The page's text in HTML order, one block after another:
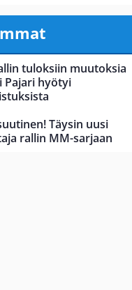
tuloksiin muutoksia
Pajari hyötyi
Täysin uusi
rallin MM-sarjaan